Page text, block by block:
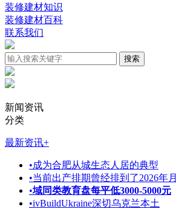
装修建材知识
装修建材百科
联系我们
新闻资讯
分类
最新资讯+
•成为合肥从城生态人居的典型
•当前出产排期曾经排到了2026年月
•域同类教育盘每平低3000-5000元
•ivBuildUkraine深切乌克兰本土